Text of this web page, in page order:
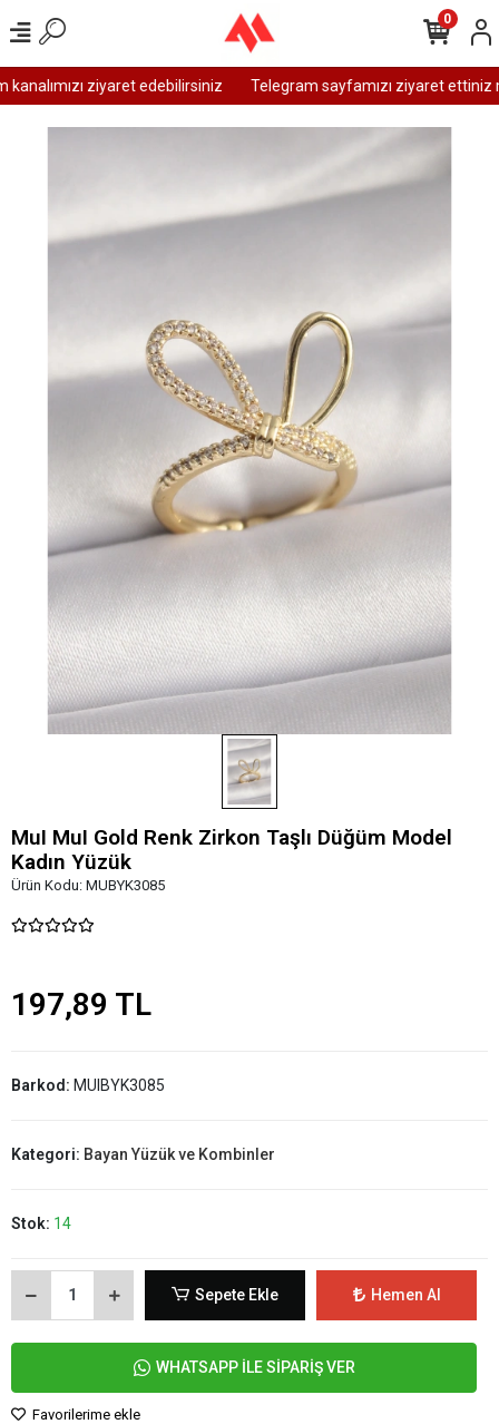
ziyaret edebilirsiniz Telegram sayfamızı ziyaret ettiniz
0
MuI MuI Gold Renk Zirkon Taşlı Düğüm Model
Kadın Yüzük
Ürün Kodu: MUBYK3085
197,89 TL
Barkod: MUIBYK3085
Kategori: Bayan Yüzük ve Kombinler
Stok: 14
Sepete Ekle Hemen Al
WHATSAPP İLE SİPARİŞ VER
Favorilerime ekle